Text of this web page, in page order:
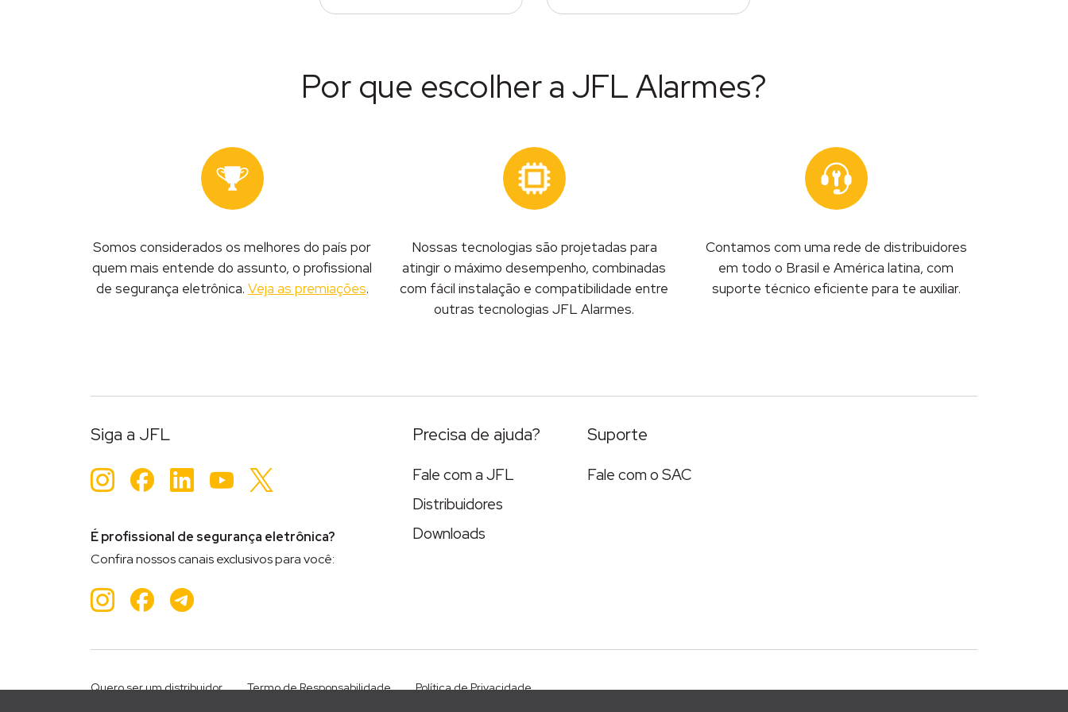
Por que escolher a JFL Alarmes?
Somos considerados os melhores do país por
quem mais entende do assunto, o profissional
de segurança eletrônica. Veja as premiações.
Nossas tecnologias são projetadas para
atingir o máximo desempenho, combinadas
com fácil instalação e compatibilidade entre
outras tecnologias JFL Alarmes.
Contamos com uma rede de distribuidores
em todo o Brasil e América latina, com
suporte técnico eficiente para te auxiliar.
Siga a JFL
Instagram
Facebook
LinkedInYouTube
É profissional de segurança eletrônica?
Confira nossos canais exclusivos para você:
Instagram
Facebook
Teleram
Precisa de ajuda?
Fale com a JFL
Distribuidores
Downloads
Suporte
Fale com o SAC
Quero ser um distribuidor Termo de Responsabilidade Política de Privacidade